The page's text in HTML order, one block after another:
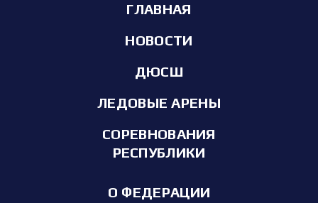
ГЛАВНАЯ
НОВОСТИ
ДЮСШ
ЛЕДОВЫЕ АРЕНЫ
СОРЕВНОВАНИЯ
РЕСПУБЛИКИ
О ФЕДЕРАЦИИ